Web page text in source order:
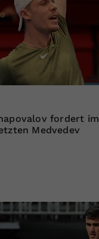
fordert im
Medvedev